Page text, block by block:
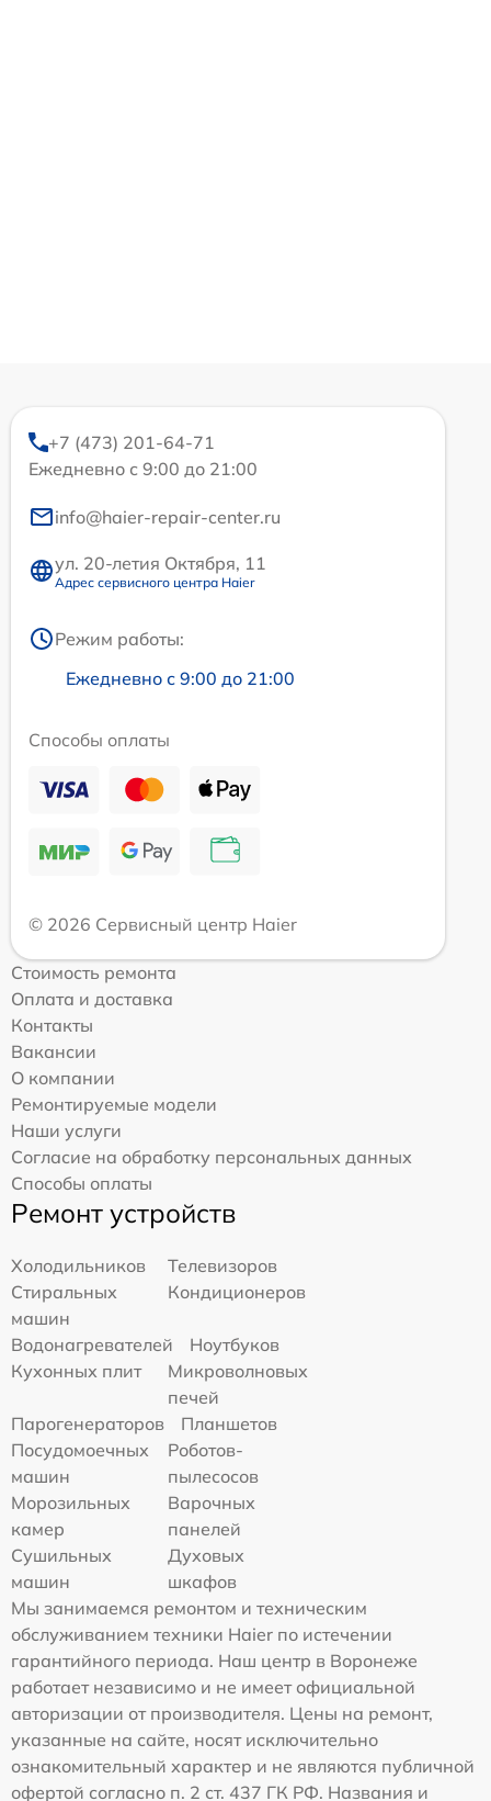
+7 (473) 201-64-71
Ежедневно с 9:00 до 21:00
info@haier-repair-center.ru
ул. 20-летия Октября, 11
Адрес сервисного центра Haier
Режим работы:
Ежедневно с 9:00 до 21:00
Способы оплаты
© 2026 Сервисный центр Haier
Стоимость ремонта
Оплата и доставка
Контакты
Вакансии
О компании
Ремонтируемые модели
Наши услуги
Согласие на обработку персональных данных
Способы оплаты
Ремонт устройств
Холодильников
Телевизоров
Стиральных
машин
Кондиционеров
Водонагревателей
Ноутбуков
Кухонных плит
Микроволновых
печей
Парогенераторов
Планшетов
Посудомоечных
машин
Роботов-
пылесосов
Морозильных
камер
Варочных
панелей
Сушильных
машин
Духовых
шкафов
Мы занимаемся ремонтом и техническим
обслуживанием техники Haier по истечении
гарантийного периода. Наш центр в Воронеже
работает независимо и не имеет официальной
авторизации от производителя. Цены на ремонт,
указанные на сайте, носят исключительно
ознакомительный характер и не являются публичной
офертой согласно п. 2 ст. 437 ГК РФ. Названия и